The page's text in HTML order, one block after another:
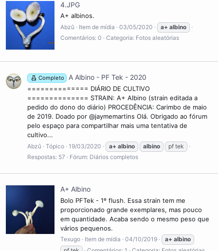
4.JPG
A+ albinos.
Abzû Item de mídia 03/05/2020 a+ albino
Comentários: 0
Categoria: Fotos aleatórias
Completo A Albino - PF Tek - 2020
============== DIÁRIO DE CULTIVO
============== STRAIN: A+ Albino (strain editada a
pedido do dono do diário) PROCEDÊNCIA: Carimbo de maio
de 2019. Doado por @jaymemartins Olá. Obrigado ao fórum
pelo espaço para compartilhar mais uma tentativa de
cultivo...
Abzû Tópico 19/03/2020 a+ albino albino
pf tek
Respostas: 57
Fórum: Diários completos
A+ Albino
Bolo PFTek - 1º flush. Essa strain tem me
proporcionado grande exemplares, mas pouco
em quantidade. Acaba sendo o mesmo peso que
vários pequenos.
Texugo Item de mídia 04/10/2019 a+ albino